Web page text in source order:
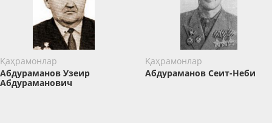
Қаҳрамонлар
Абдураманов Узеир
Абдураманович
Қаҳрамонлар
Абдураманов Сеит-Неби